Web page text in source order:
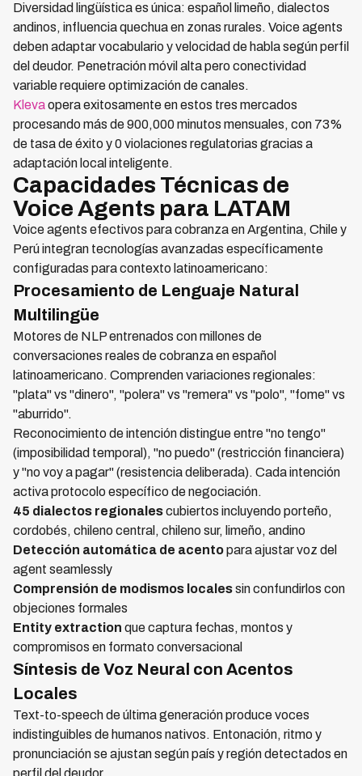
Diversidad lingüística es única: español limeño, dialectos
andinos, influencia quechua en zonas rurales. Voice agents
deben adaptar vocabulario y velocidad de habla según perfil
del deudor. Penetración móvil alta pero conectividad
variable requiere optimización de canales.
Klevaopera exitosamente en estos tres mercados
procesando más de 900,000 minutos mensuales, con 73%
de tasa de éxito y 0 violaciones regulatorias gracias a
adaptación local inteligente.
Capacidades Técnicas de
Voice Agents para LATAM
Voice agents efectivos para cobranza en Argentina, Chile y
Perú integran tecnologías avanzadas específicamente
configuradas para contexto latinoamericano:
Procesamiento de Lenguaje Natural
Multilingüe
Motores de NLP entrenados con millones de
conversaciones reales de cobranza en español
latinoamericano. Comprenden variaciones regionales:
"plata" vs "dinero", "polera" vs "remera" vs "polo", "fome" vs
"aburrido".
Reconocimiento de intención distingue entre "no tengo"
(imposibilidad temporal), "no puedo" (restricción financiera)
y "no voy a pagar" (resistencia deliberada). Cada intención
activa protocolo específico de negociación.
45 dialectos regionalescubiertos incluyendo porteño,
cordobés, chileno central, chileno sur, limeño, andino
Detección automática de acentopara ajustar voz del
agent seamlessly
Comprensión de modismos localessin confundirlos con
objeciones formales
Entity extraction que captura fechas, montos y
compromisos en formato conversacional
Síntesis de Voz Neural con Acentos
Locales
Text-to-speech de última generación produce voces
indistinguibles de humanos nativos. Entonación, ritmo y
pronunciación se ajustan según país y región detectados en